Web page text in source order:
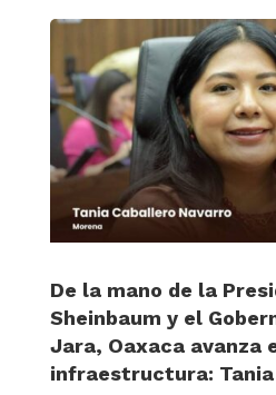
De la mano de la
Sheinbaum y el
Jara, Oaxaca avanza
infraestructura: Tania